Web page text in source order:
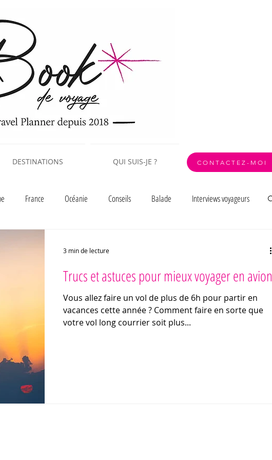
DESTINATIONS QUI SUIS-JE ? CONTACTEZ-MOI
France Océanie Conseils Balade Interviews voyageurs
Trucs et astuces pour mieux voyager en avion
Vous allez faire un vol de plus de 6h pour partir en
vacances cette année ? Comment faire en sorte que
votre vol long courrier soit plus...
3 min de lecture